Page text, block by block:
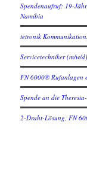
Spendenaufruf: 19-
Namibia
tetronik
Servicetechniker (m/w/
FN 6000® Rufanlagen
Spende an die
2-Draht-Lösung, FN